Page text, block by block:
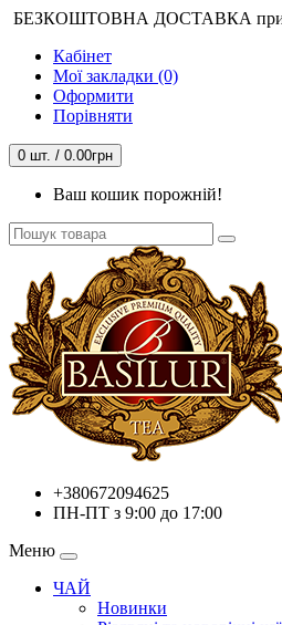
БЕЗКОШТОВНА ДОСТАВКА при
Кабінет
Мої закладки (0)
Оформити
Порівняти
0 шт. / 0.00грн
Ваш кошик порожній!
+380672094625
ПН-ПТ з 9:00 до 17:00
Меню
ЧАЙ
Новинки